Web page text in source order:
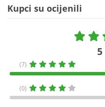
Kupci su ocijenili
5
(7)
(0)